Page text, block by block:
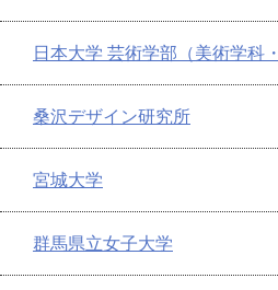
日本大学 芸術学部（美術学科
桑沢デザイン研究所
宮城大学
群馬県立女子大学